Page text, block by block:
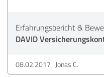
Erfahrungsbericht &
DAVID
08.02.2017 Jonas C.